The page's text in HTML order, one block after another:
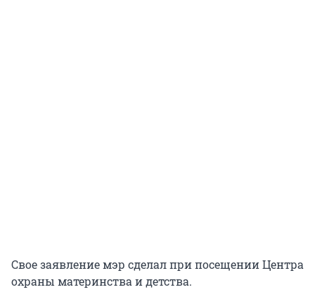
Свое заявление мэр сделал при посещении Центра
охраны материнства и детства.